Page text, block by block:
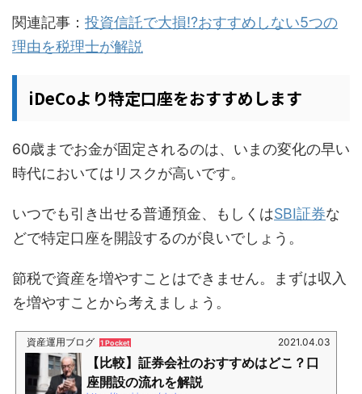
FPがすすめる投資信託は手数料が高い あなた（投資家）の儲けと銀行やFPの儲けは
関連記事： 投資信託で大損!?おすすめしない5つの
理由を税理士が解説
iDeCoより特定口座をおすすめします
60歳までお金が固定されるのは、いまの変化の早い
時代においてはリスクが高いです。
いつでも引き出せる普通預金、もしくはSBI証券な
どで特定口座を開設するのが良いでしょう。
節税で資産を増やすことはできません。まずは収入
を増やすことから考えましょう。
資産運用ブログ 1 Pocket 2021.04.03
【比較】証券会社のおすすめはどこ？口
座開設の流れを解説